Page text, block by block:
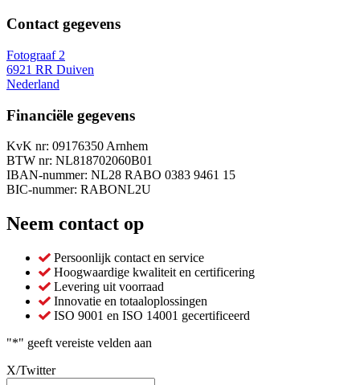
Contact gegevens
Fotograaf 2
6921 RR Duiven
Nederland
Financiële gegevens
KvK nr: 09176350 Arnhem
BTW nr: NL818702060B01
IBAN-nummer: NL28 RABO 0383 9461 15
BIC-nummer: RABONL2U
Neem contact op
Persoonlijk contact en service
Hoogwaardige kwaliteit en certificering
Levering uit voorraad
Innovatie en totaaloplossingen
ISO 9001 en ISO 14001 gecertificeerd
"*" geeft vereiste velden aan
X/Twitter